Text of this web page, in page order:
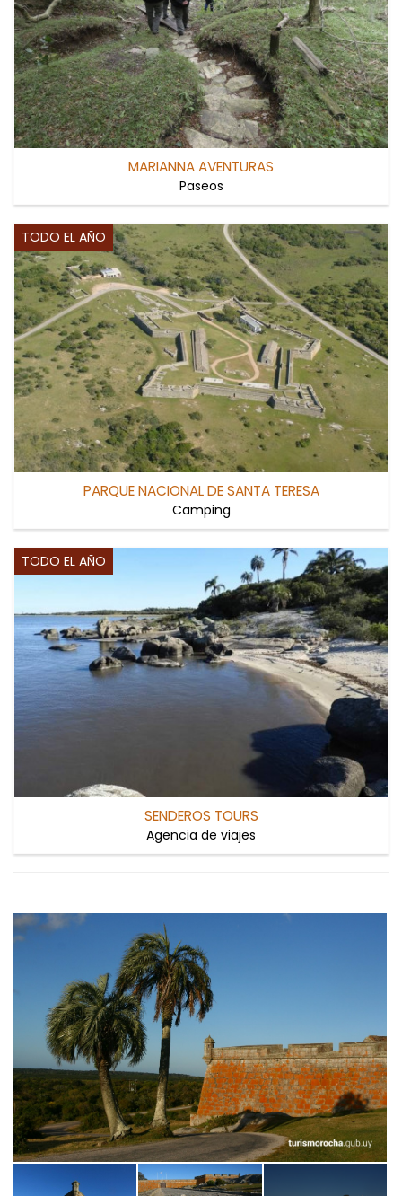
MARIANNA AVENTURAS
Paseos
TODO EL AÑO
PARQUE NACIONAL DE SANTA TERESA
Camping
TODO EL AÑO
SENDEROS TOURS
Agencia de viajes